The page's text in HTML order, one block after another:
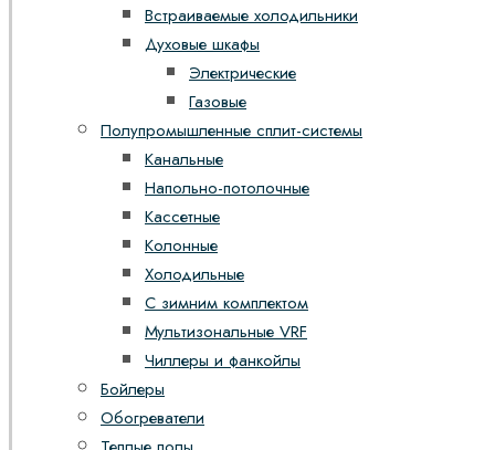
Встраиваемые холодильники
Духовые шкафы
Электрические
Газовые
Полупромышленные сплит-системы
Канальные
Напольно-потолочные
Кассетные
Колонные
Холодильные
С зимним комплектом
Мультизональные VRF
Чиллеры и фанкойлы
Бойлеры
Обогреватели